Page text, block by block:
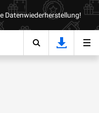
Datenwiederherstellung!